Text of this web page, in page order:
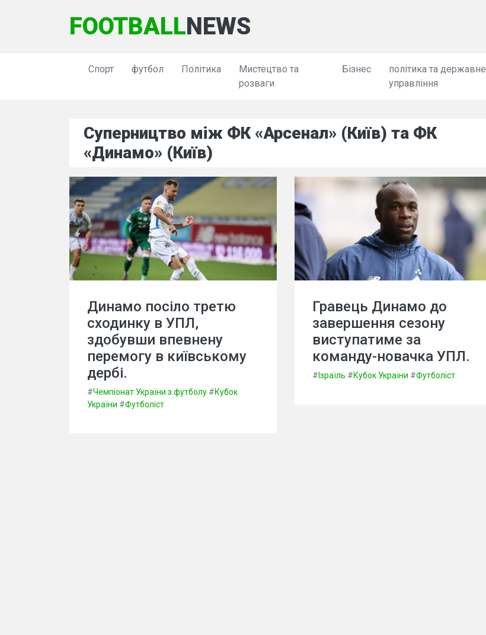
FOOTBALLNEWS
Спорт футбол Політика
Мистецтво та
розваги
Бізнес
політика та державне
управління
Суперництво між ФК «Арсенал» (Київ) та ФК
«Динамо» (Київ)
Динамо посіло третю
сходинку в УПЛ,
здобувши впевнену
перемогу в київському
дербі.
#Чемпіонат України з футболу #Кубок
України #Футболіст
Гравець Динамо до
завершення сезону
виступатиме за
команду-новачка УПЛ.
# Ізраїль #Кубок України #Футболіст